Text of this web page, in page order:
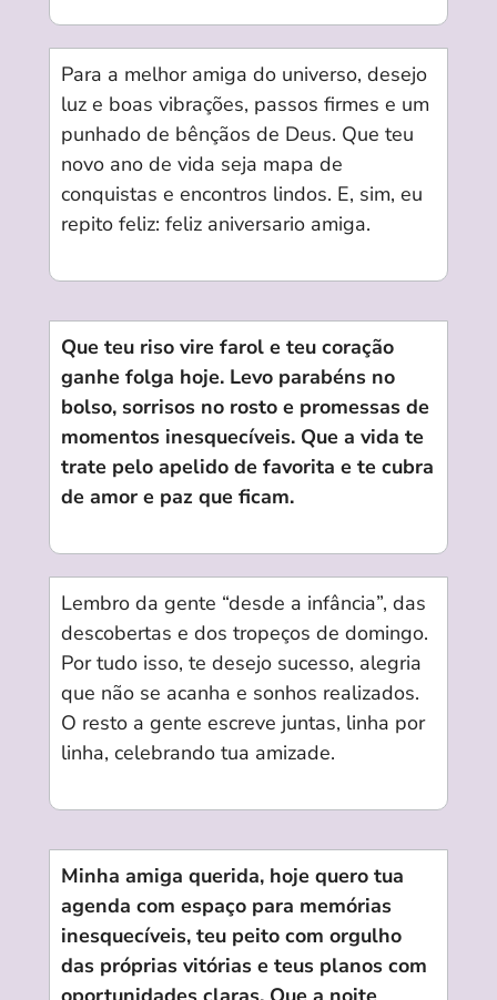
Para a melhor amiga do universo, desejo
luz e boas vibrações, passos firmes e um
punhado de bênçãos de Deus. Que teu
novo ano de vida seja mapa de
conquistas e encontros lindos. E, sim, eu
repito feliz: feliz aniversario amiga.
Que teu riso vire farol e teu coração
ganhe folga hoje. Levo parabéns no
bolso, sorrisos no rosto e promessas de
momentos inesquecíveis. Que a vida te
trate pelo apelido de favorita e te cubra
de amor e paz que ficam.
Lembro da gente “desde a infância”, das
descobertas e dos tropeços de domingo.
Por tudo isso, te desejo sucesso, alegria
que não se acanha e sonhos realizados.
O resto a gente escreve juntas, linha por
linha, celebrando tua amizade.
Minha amiga querida, hoje quero tua
agenda com espaço para memórias
inesquecíveis, teu peito com orgulho
das próprias vitórias e teus planos com